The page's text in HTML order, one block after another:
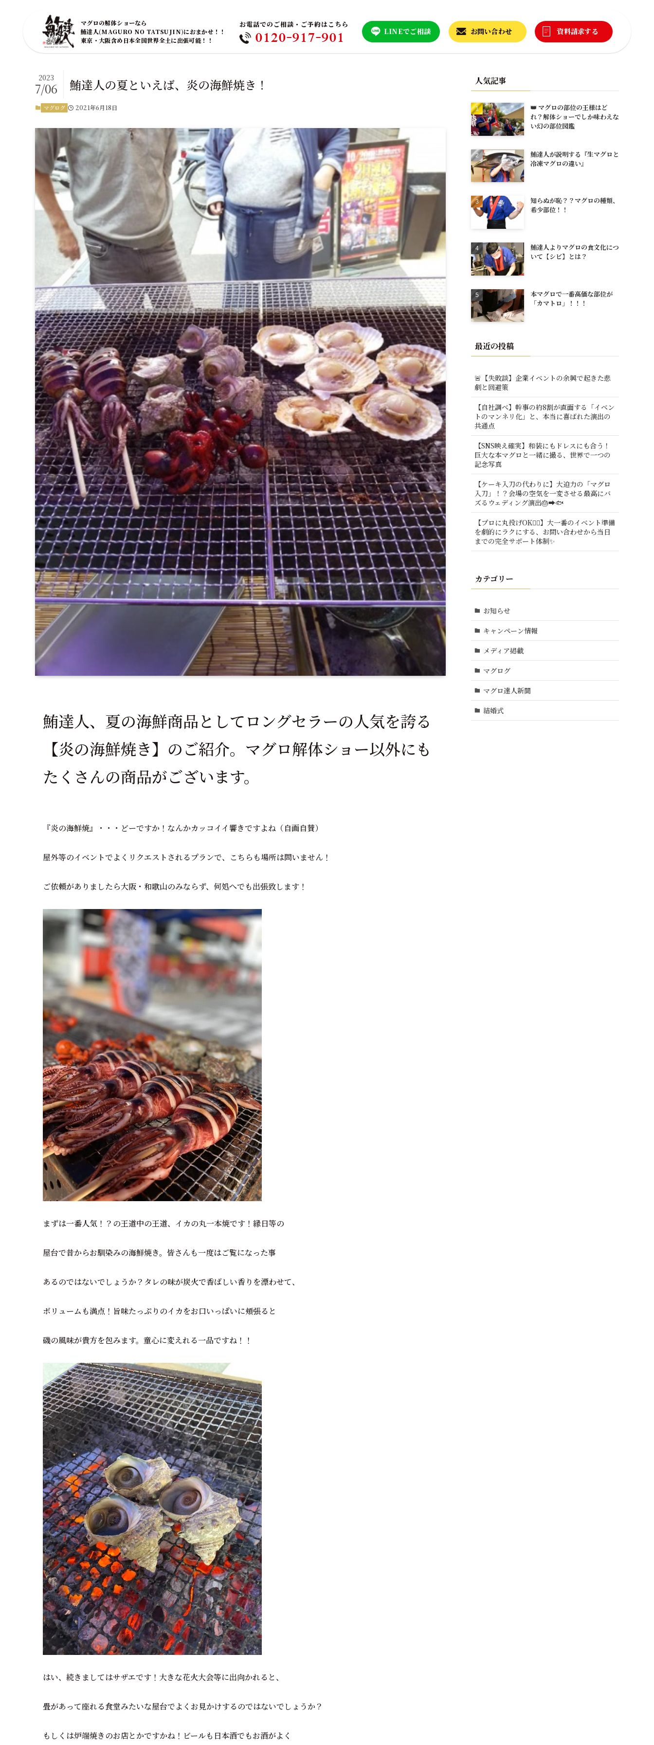
マグロの解体ショーなら
鮪達人(MAGURO NO TATSUJIN)におまかせ！！
東京・大阪含め日本全国世界全土に出張可能！！
お電話でのご相談・ご予約はこちら
0120-917-901 LINEでご相談 お問い合わせ 資料請求する
鮪達人の夏といえば、炎の海鮮焼き！
2023
7/06
マグログ 2021年6月18日
鮪達人、夏の海鮮商品としてロングセラーの人気を誇る
【炎の海鮮焼き】のご紹介。マグロ解体ショー以外にも
たくさんの商品がございます。
『炎の海鮮焼』・・・どーですか！なんかカッコイイ響きですよね（自画自賛）
屋外等のイベントでよくリクエストされるプランで、こちらも場所は問いません！
ご依頼がありましたら大阪・和歌山のみならず、何処へでも出張致します！
まずは一番人気！？の王道中の王道、イカの丸一本焼です！縁日等の
屋台で昔からお馴染みの海鮮焼き。皆さんも一度はご覧になった事
あるのではないでしょうか？タレの味が炭火で香ばしい香りを漂わせて、
ボリュームも満点！旨味たっぷりのイカをお口いっぱいに頬張ると
磯の風味が貴方を包みます。童心に変えれる一品ですね！！
はい、続きましてはサザエです！大きな花火大会等に出向かれると、
畳があって座れる食堂みたいな屋台でよくお見かけするのではないでしょうか？
もしくは炉端焼きのお店とかですかね！ビールも日本酒でもお酒がよく
人気記事
👑 マグロの部位の王様はど
れ？解体ショーでしか味わえな
い幻の部位図鑑
鮪達人が説明する『生マグロと
冷凍マグロの違い』
知らぬが恥？？マグロの種類、
希少部位！！
鮪達人よりマグロの食文化につ
いて【シビ】とは？
本マグロで一番高価な部位が
「カマトロ」！！！
最近の投稿
🚨【失敗談】企業イベントの余興で起きた悲
劇と回避策
【自社調べ】幹事の約8割が直面する「イベン
トのマンネリ化」と、本当に喜ばれた演出の
共通点
【SNS映え確実】和装にもドレスにも合う！
巨大な本マグロと一緒に撮る、世界で一つの
記念写真
【ケーキ入刀の代わりに】大迫力の「マグロ
入刀」！？会場の空気を一変させる最高にバ
ズるウェディング演出🎂➡️🐟
【プロに丸投げOK🙆‍♂️】大一番のイベント準備
を劇的にラクにする、お問い合わせから当日
までの完全サポート体制✨
カテゴリー
お知らせ
キャンペーン情報
メディア掲載
マグログ
マグロ達人新聞
結婚式